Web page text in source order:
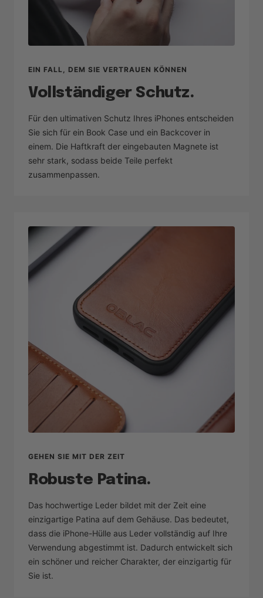
EIN FALL, DEM SIE VERTRAUEN KÖNNEN
Vollständiger Schutz.
Für den ultimativen Schutz Ihres iPhones entscheiden
Sie sich für ein Book Case und ein Backcover in
einem. Die Haftkraft der eingebauten Magnete ist
sehr stark, sodass beide Teile perfekt
zusammenpassen.
GEHEN SIE MIT DER ZEIT
Robuste Patina.
Das hochwertige Leder bildet mit der Zeit eine
einzigartige Patina auf dem Gehäuse. Das bedeutet,
dass die iPhone-Hülle aus Leder vollständig auf Ihre
Verwendung abgestimmt ist. Dadurch entwickelt sich
ein schöner und reicher Charakter, der einzigartig für
Sie ist.